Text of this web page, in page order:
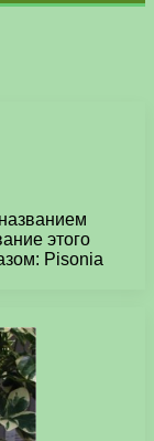
этого
Pisonia